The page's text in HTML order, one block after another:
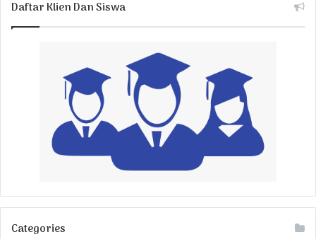
Daftar Klien Dan Siswa
Categories